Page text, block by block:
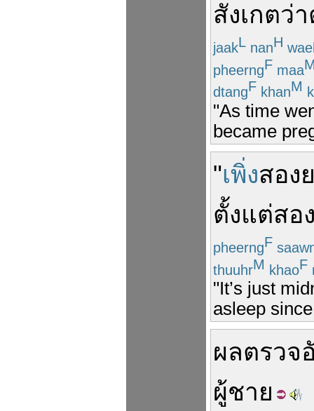
สังเกตว่า
jaakL nanH
pheerngF maa
dtangF khanM
"As time
became
"เพิ่งสอง
ตั้งแต่สอ
pheerngF
thuuhrM khaoF
"It’s just
asleep
ผลตรวจ
ผู้ชาย